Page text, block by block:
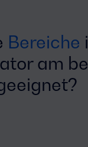
Bereiche
am